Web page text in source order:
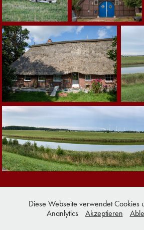
Diese Webseite verwendet Cookies
Ananlytics
Akzeptieren